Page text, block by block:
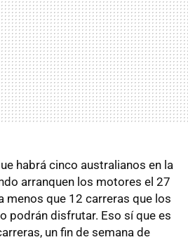
habrá cinco australianos en la
arranquen los motores el 27
menos que 12 carreras que los
podrán disfrutar. Eso sí que es
un fin de semana de